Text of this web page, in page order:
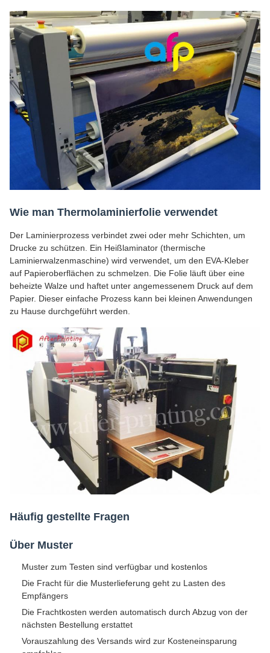
Wie man Thermolaminierfolie verwendet
Der Laminierprozess verbindet zwei oder mehr Schichten, um
Drucke zu schützen. Ein Heißlaminator (thermische
Laminierwalzenmaschine) wird verwendet, um den EVA-Kleber
auf Papieroberflächen zu schmelzen. Die Folie läuft über eine
beheizte Walze und haftet unter angemessenem Druck auf dem
Papier. Dieser einfache Prozess kann bei kleinen Anwendungen
zu Hause durchgeführt werden.
Häufig gestellte Fragen
Über Muster
Muster zum Testen sind verfügbar und kostenlos
Die Fracht für die Musterlieferung geht zu Lasten des
Empfängers
Die Frachtkosten werden automatisch durch Abzug von der
nächsten Bestellung erstattet
Vorauszahlung des Versands wird zur Kosteneinsparung